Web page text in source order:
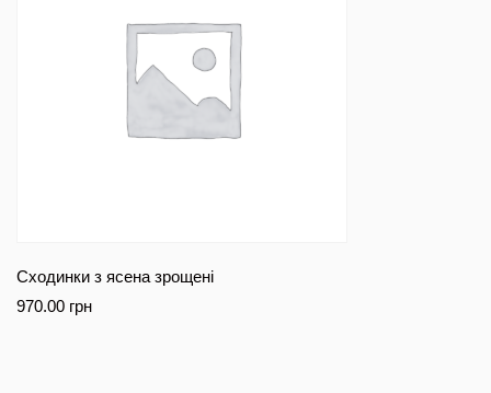
Сходинки з ясена зрощені
970.00 грн